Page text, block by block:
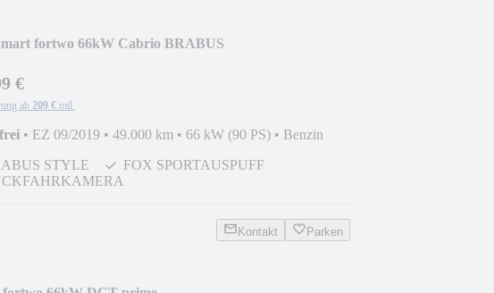
fortwo 66kW Cabrio BRABUS
€
ab 209 € mtl.
• EZ 09/2019 • 49.000 km • 66 kW (90 PS) • Benzin
STYLE
FOX SPORTAUSPUFF
Kontakt Parken